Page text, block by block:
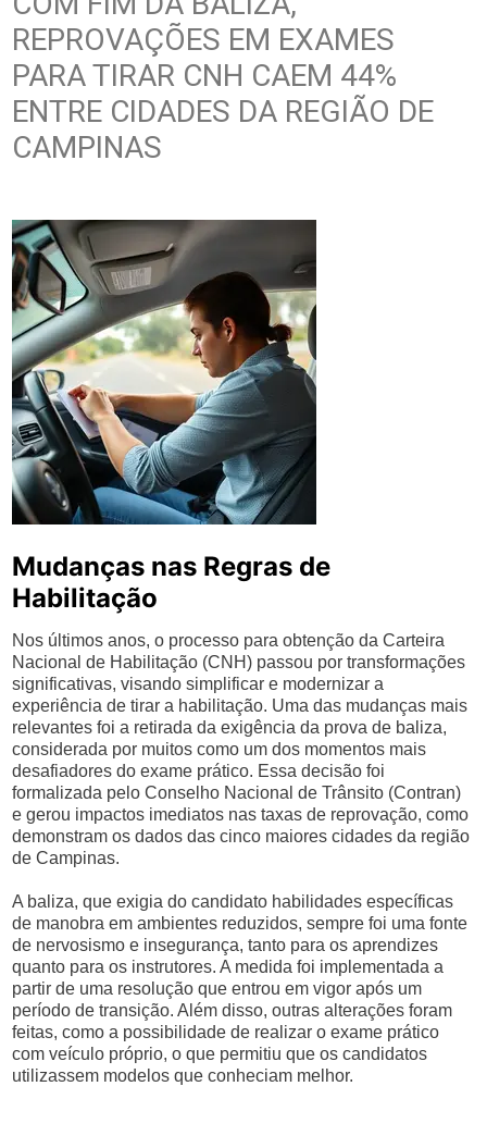
REPROVAÇÕES EM EXAMES
PARA TIRAR CNH CAEM 44%
ENTRE CIDADES DA REGIÃO DE
CAMPINAS
Mudanças nas Regras de
Habilitação
Nos últimos anos, o processo para obtenção da Carteira
Nacional de Habilitação (CNH) passou por transformações
significativas, visando simplificar e modernizar a
experiência de tirar a habilitação. Uma das mudanças mais
relevantes foi a retirada da exigência da prova de baliza,
considerada por muitos como um dos momentos mais
desafiadores do exame prático. Essa decisão foi
formalizada pelo Conselho Nacional de Trânsito (Contran)
e gerou impactos imediatos nas taxas de reprovação, como
demonstram os dados das cinco maiores cidades da região
de Campinas.
A baliza, que exigia do candidato habilidades específicas
de manobra em ambientes reduzidos, sempre foi uma fonte
de nervosismo e insegurança, tanto para os aprendizes
quanto para os instrutores. A medida foi implementada a
partir de uma resolução que entrou em vigor após um
período de transição. Além disso, outras alterações foram
feitas, como a possibilidade de realizar o exame prático
com veículo próprio, o que permitiu que os candidatos
utilizassem modelos que conheciam melhor.